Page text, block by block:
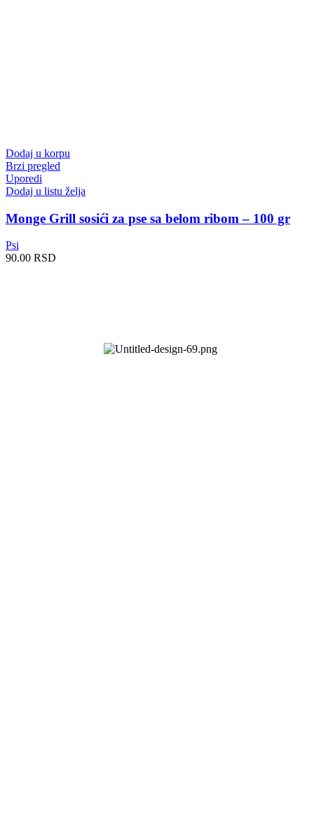
Dodaj u korpu
Brzi pregled
Uporedi
Dodaj u listu želja
Monge Grill sosići za pse sa belom ribom – 100 gr
Psi
90.00 RSD